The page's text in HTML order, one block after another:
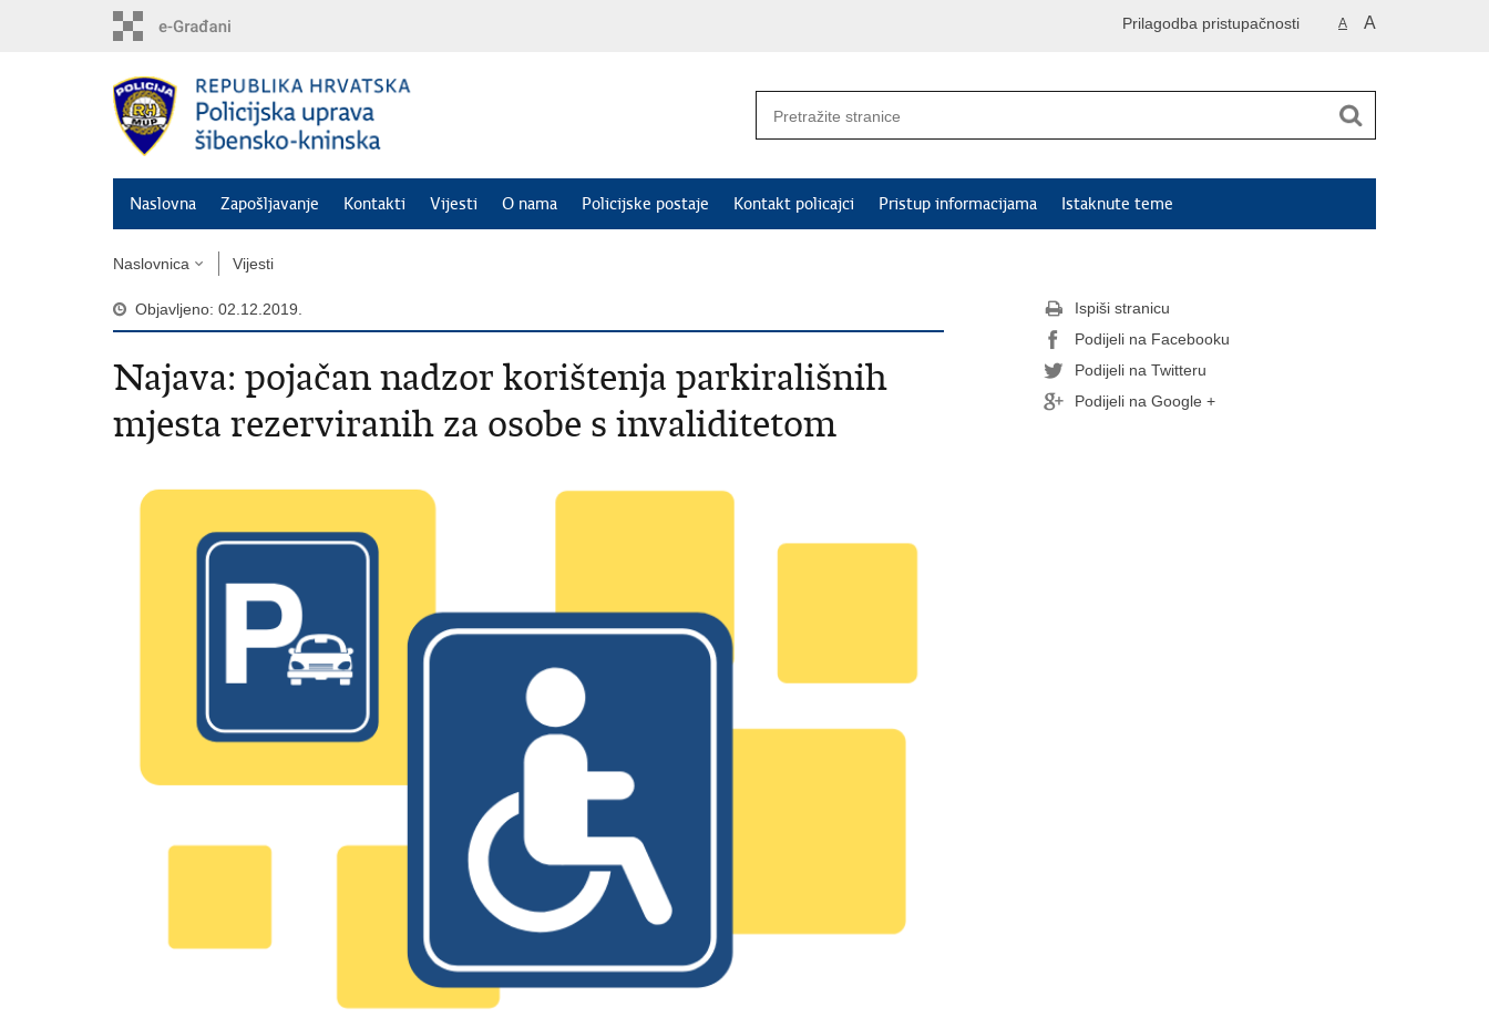
A A
Prilagodba pristupačnosti
Naslovna Zapošljavanje Kontakti Vijesti O nama Policijske postaje Kontakt policajci Pristup informacijama Istaknute teme
Naslovnica Vijesti
Objavljeno: 02.12.2019.
Najava: pojačan nadzor korištenja parkirališnih
mjesta rezerviranih za osobe s invaliditetom
Ispiši stranicu
Podijeli na Facebooku
Podijeli na Twitteru
Podijeli na Google +